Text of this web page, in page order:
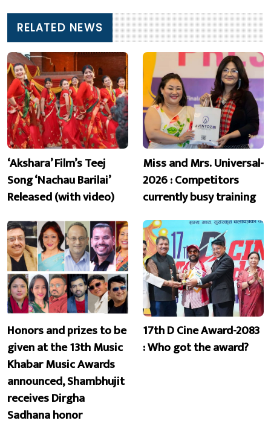
RELATED NEWS
‘Akshara’ Film’s Teej
Song ‘Nachau Barilai’
Released (with video)
Miss and Mrs. Universal-
2026 : Competitors
currently busy training
Honors and prizes to be
given at the 13th Music
Khabar Music Awards
announced, Shambhujit
receives Dirgha
Sadhana honor
17th D Cine Award-2083
: Who got the award?